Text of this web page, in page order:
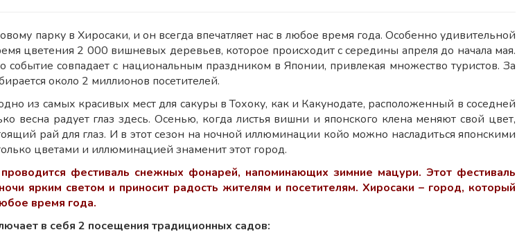
парку в Хиросаки, и он всегда впечатляет нас в любое время года. Особенно удивительной
цветения 2 000 вишневых деревьев, которое происходит с середины апреля до начала мая.
событие совпадает с национальным праздником в Японии, привлекая множество туристов. За
около 2 миллионов посетителей.
из самых красивых мест для сакуры в Тохоку, как и Какунодате, расположенный в соседней
весна радует глаз здесь. Осенью, когда листья вишни и японского клена меняют свой цвет,
рай для глаз. И в этот сезон на ночной иллюминации койо можно насладиться японскими
цветами и иллюминацией знаменит этот город.
фестиваль снежных фонарей, напоминающих зимние мацури. Этот фестиваль
ярким светом и приносит радость жителям и посетителям. Хиросаки – город, который
время года.
в себя 2 посещения традиционных садов: